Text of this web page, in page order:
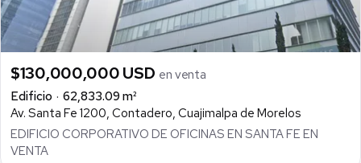
$130,000,000 USD en venta
Edificio
62,833.09 m²
Av. Santa Fe 1200, Contadero, Cuajimalpa de Morelos
EDIFICIO CORPORATIVO DE OFICINAS EN SANTA FE EN
VENTA